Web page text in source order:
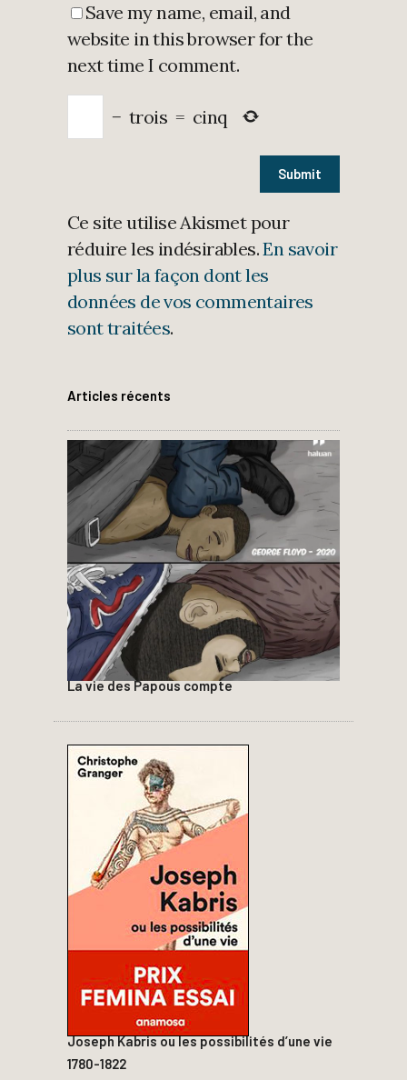
Save my name, email, and
website in this browser for the
next time I comment.
− trois = cinq
Ce site utilise Akismet pour
réduire les indésirables.En savoir
plus sur la façon dont les
données de vos commentaires
sont traitées.
Articles récents
La vie des Papous compte
Joseph Kabris ou les possibilités d’une vie
1780-1822